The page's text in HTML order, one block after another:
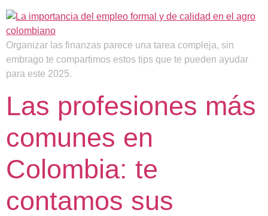
Organizar las finanzas parece una tarea compleja, sin
embrago te compartimos estos tips que te pueden ayudar
para este 2025.
Las profesiones más
comunes en
Colombia: te
contamos sus